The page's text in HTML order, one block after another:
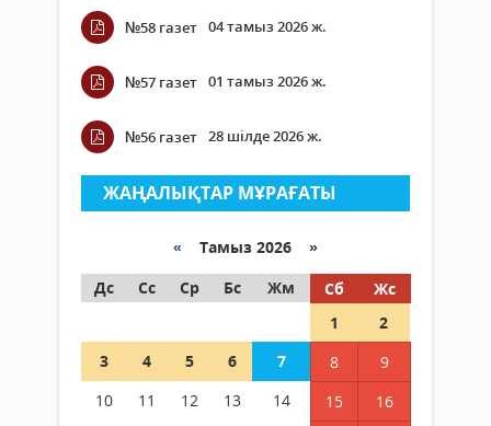
№58 газет 04 тамыз 2026 ж.
№57 газет 01 тамыз 2026 ж.
№56 газет 28 шілде 2026 ж.
ЖАҢАЛЫҚТАР МҰРАҒАТЫ
« Тамыз 2026 »
Дс
Сс Ср Бс Жм Сб
Жс
1
2
3
4 5 6 7 8
9
10
11 12 13 14 15
16